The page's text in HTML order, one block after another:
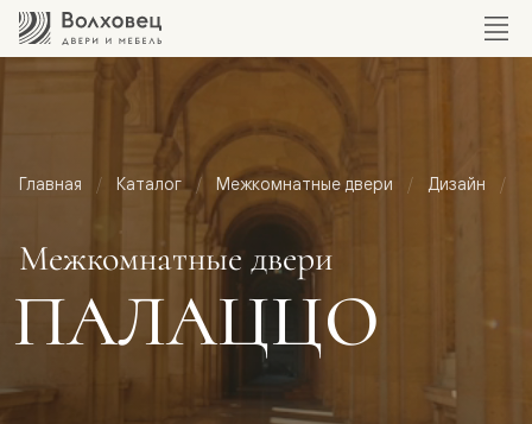
Главная Каталог Межкомнатные двери Дизайн
Межкомнатные двери
ПАЛАЦЦО